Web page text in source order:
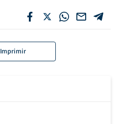
Imprimir